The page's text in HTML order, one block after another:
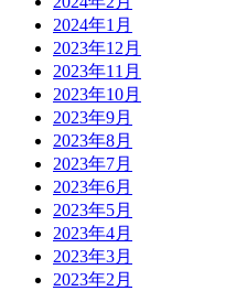
2024年1月
2023年12月
2023年11月
2023年10月
2023年9月
2023年8月
2023年7月
2023年6月
2023年5月
2023年4月
2023年3月
2023年2月